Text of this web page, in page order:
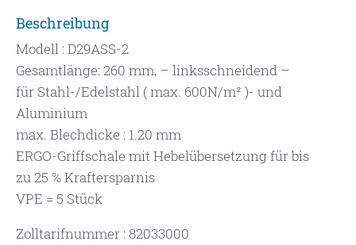
Beschreibung
Modell : D29ASS-2
Gesamtlänge: 260 mm, – linksschneidend –
für Stahl-/Edelstahl ( max. 600N/m² )- und
Aluminium
max. Blechdicke : 1.20 mm
ERGO-Griffschale mit Hebelübersetzung für bis
zu 25 % Kraftersparnis
VPE = 5 Stück
Zolltarifnummer : 82033000